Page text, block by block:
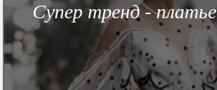
Супер тренд -